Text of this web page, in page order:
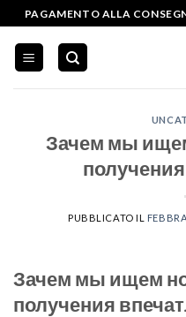
Salta
ai
contenuti
PAGAMENTO ALLA
Зачем мы
PUBBLICATO IL
Зачем мы ищем
получения